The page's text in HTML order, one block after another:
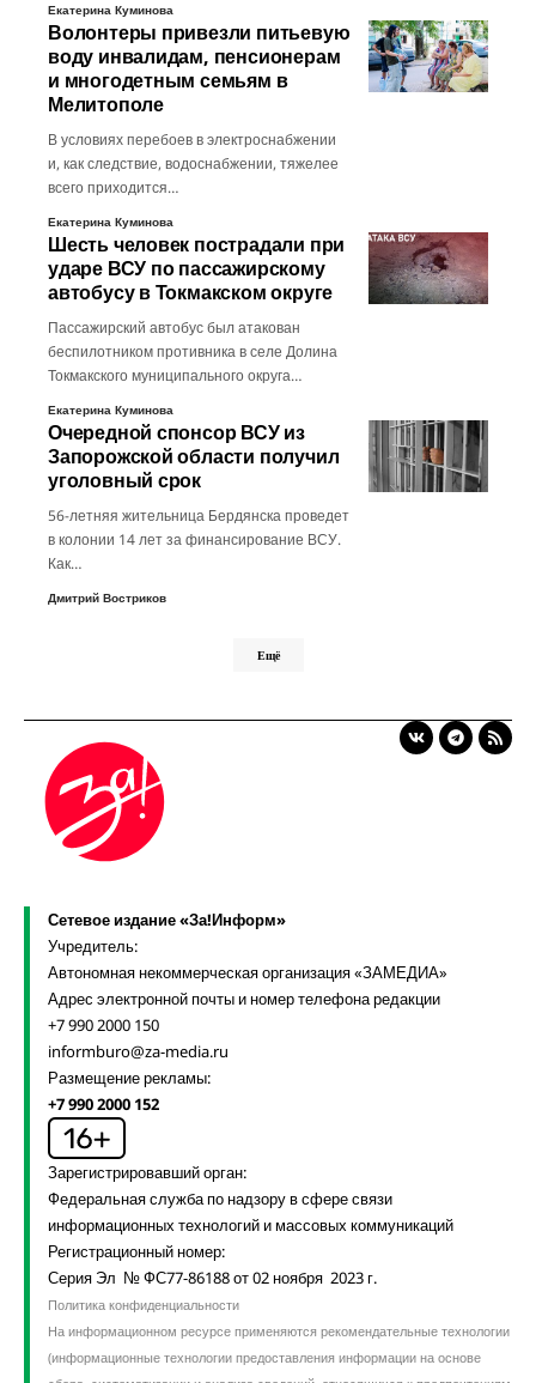
Екатерина Куминова
Волонтеры привезли питьевую
воду инвалидам, пенсионерам
и многодетным семьям в
Мелитополе
В условиях перебоев в электроснабжении
и, как следствие, водоснабжении, тяжелее
всего приходится…
Екатерина Куминова
Шесть человек пострадали при
ударе ВСУ по пассажирскому
автобусу в Токмакском округе
Пассажирский автобус был атакован
беспилотником противника в селе Долина
Токмакского муниципального округа…
Екатерина Куминова
Очередной спонсор ВСУ из
Запорожской области получил
уголовный срок
56-летняя жительница Бердянска проведет
в колонии 14 лет за финансирование ВСУ.
Как…
Дмитрий Востриков
Ещё
Сетевое издание «За!Информ»
Учредитель:
Автономная некоммерческая организация «ЗАМЕДИА»
Адрес электронной почты и номер телефона редакции
+7 990 2000 150
informburo@za-media.ru
Размещение рекламы:
+7 990 2000 152
Зарегистрировавший орган:
Федеральная служба по надзору в сфере связи
информационных технологий и массовых коммуникаций
Регистрационный номер:
Серия Эл № ФС77-86188 от 02 ноября 2023 г.
Политика конфиденциальности
На информационном ресурсе применяются рекомендательные технологии
(информационные технологии предоставления информации на основе